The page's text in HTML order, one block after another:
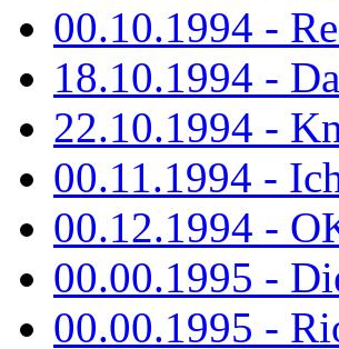
00.10.1994 -
18.10.1994 -
22.10.1994 -
00.11.1994 -
00.12.1994 -
00.00.1995 -
00.00.1995 -